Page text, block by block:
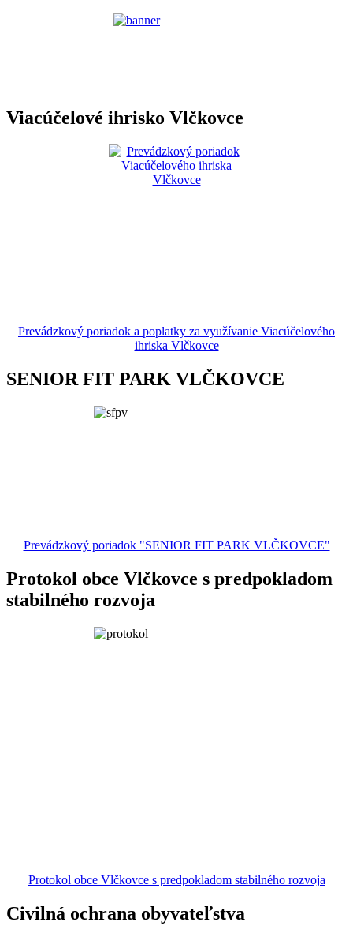
Viacúčelové ihrisko Vlčkovce
Prevádzkový poriadok a poplatky za využívanie Viacúčelového
ihriska Vlčkovce
SENIOR FIT PARK VLČKOVCE
Prevádzkový poriadok "SENIOR FIT PARK VLČKOVCE"
Protokol obce Vlčkovce s predpokladom
stabilného rozvoja
Protokol obce Vlčkovce s predpokladom stabilného rozvoja
Civilná ochrana obyvateľstva